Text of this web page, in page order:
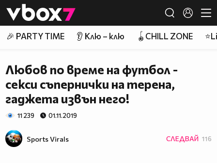
👾
🎉 PARTY TIME 👂 Клю – клю 🪀CHILL ZONE
Любов по време на футбол -
секси съпернички на терена,
гаджета извън него!
11 239 01.11.2019
Sports Virals СЛЕДВАЙ 116